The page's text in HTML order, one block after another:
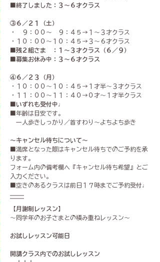
■終了しました：３～６才クラス
③６／２１（土）
・　９：００〜　９：４５→１〜３才クラス
・１０：００〜１０：４５→３〜６才クラス
■残２組さま　：１～３才クラス（６／９）
■募集お休み中：３～６才クラス
④６／２３（月）
・１０：００～１０：４５→１才半～３才クラス
・１１：００～１１：４０→０才～１才半クラス
■いずれも受付中♩
■年齢は目安です。
一人歩きしっかり／首すわり～よちよち歩き
～キャンセル待ちについて～
■満席となった際はキャンセル待ちでのご予約を承
ります。
フォーム内の備考欄へ『キャンセル待ち希望』とご
入力ください。
■空きのあるクラスは前日１７時までご予約受付♩
【月謝制レッスン】
～同学年のお子さまとの積み重ねレッスン～
お試しレッスン可能日
開講クラス内でのお試しレッスン